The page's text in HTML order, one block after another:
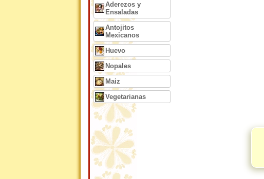
Aderezos y
Ensaladas
Antojitos
Mexicanos
Huevo
Nopales
Maiz
Vegetarianas